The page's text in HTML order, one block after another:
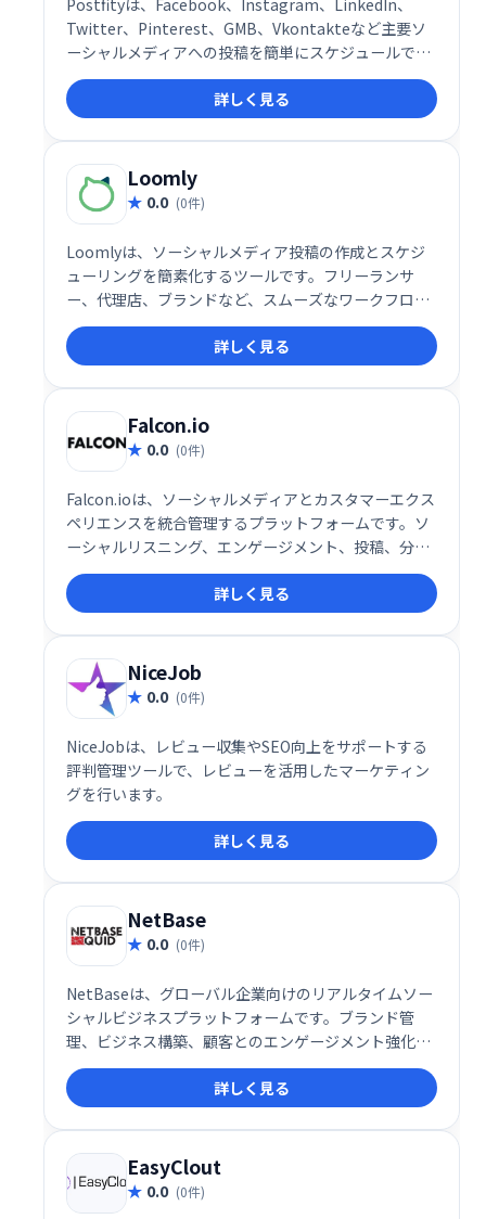
Twitter、Pinterest、GMB、Vkontakteなど主要ソ
ーシャルメディアへの投稿を簡単にスケジュールでき
るツールです。シンプルな操作で時間を節約し、ビジ
ネスの成長を加速させます。複数のプラットフォーム
を一括管理し、効率的なソーシャルメディアマーケテ
ィングを実現しましょう。
詳しく見る
Loomly
0.0 (0件)
Loomlyは、ソーシャルメディア投稿の作成とスケジ
ューリングを簡素化するツールです。フリーランサ
ー、代理店、ブランドなど、スムーズなワークフロー
を求めるユーザーに最適です。直感的なソーシャルメ
ディアカレンダーで、投稿の作成、スケジュール設
定、管理を効率化し、時間と労力を節約できます。チ
ームでの共同作業もスムーズに行えます。ソーシャル
メディア戦略の効率化を実現し、エンゲージメントの
向上をサポートします。
詳しく見る
Falcon.io
0.0 (0件)
Falcon.ioは、ソーシャルメディアとカスタマーエクス
ペリエンスを統合管理するプラットフォームです。ソ
ーシャルリスニング、エンゲージメント、投稿、分
析、ベンチマークなど、マーケティングに必要な機能
を網羅。直感的なUIと強力なサポートで、顧客一人ひ
とりに合わせたパーソナライズされたブランド体験を
提供し、ビジネスの成長を支援します。
詳しく見る
NiceJob
0.0 (0件)
NiceJobは、レビュー収集やSEO向上をサポートする
評判管理ツールで、レビューを活用したマーケティン
グを行います。
詳しく見る
NetBase
0.0 (0件)
NetBaseは、グローバル企業向けのリアルタイムソー
シャルビジネスプラットフォームです。ブランド管
理、ビジネス構築、顧客とのエンゲージメント強化を
支援します。ソーシャルメディアの情報を活用し、迅
速な意思決定と効果的な戦略立案を可能にします。競
合分析や市場トレンドの把握にも役立ち、ビジネス成
長を加速させます。
詳しく見る
EasyClout
0.0 (0件)